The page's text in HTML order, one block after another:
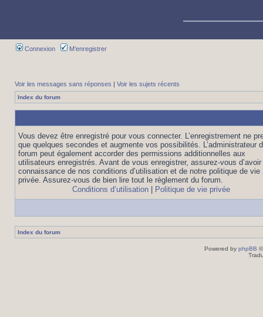
Connexion M’enregistrer
Voir les messages sans réponses | Voir les sujets récents
Index du forum
Vous devez être enregistré pour vous connecter. L’enregistrement ne
que quelques secondes et augmente vos possibilités. L’administrateur
forum peut également accorder des permissions additionnelles aux
utilisateurs enregistrés. Avant de vous enregistrer, assurez-vous
connaissance de nos conditions d’utilisation et de notre politique de vie
privée. Assurez-vous de bien lire tout le règlement du forum.
Conditions d’utilisation
Politique de vie privée
Index du forum
Powered by phpBB